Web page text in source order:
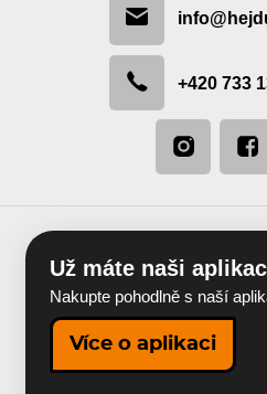
+420 733
Už máte naši
Nakupte pohodlně s naší
Více o aplikaci